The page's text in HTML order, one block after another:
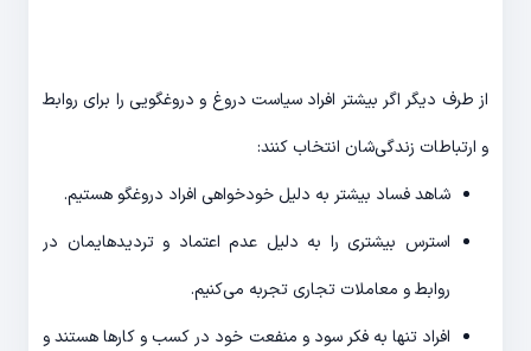
از طرف دیگر اگر بیشتر افراد سیاست دروغ و دروغگویی را برای روابط
و ارتباطات زندگی‌شان انتخاب کنند:
شاهد فساد بیشتر به دلیل خودخواهی افراد دروغگو هستیم.
استرس بیشتری را به دلیل عدم اعتماد و تردیدهایمان در
روابط و معاملات تجاری تجربه می‌کنیم.
افراد تنها به فکر سود و منفعت خود در کسب و کارها هستند و